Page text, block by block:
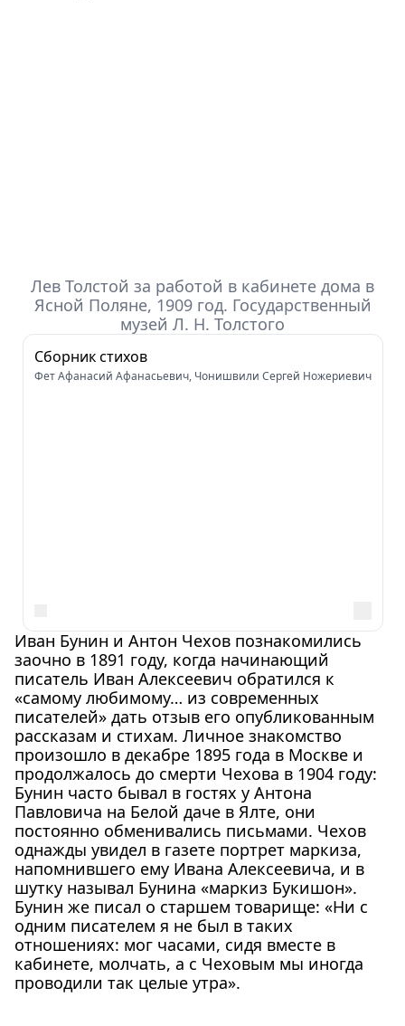
Лев Толстой за работой в кабинете дома в
Ясной Поляне, 1909 год. Государственный
музей Л. Н. Толстого
Сборник стихов
Фет Афанасий Афанасьевич, Чонишвили Сергей Ножериевич
Иван Бунин и Антон Чехов познакомились
заочно в 1891 году, когда начинающий
писатель Иван Алексеевич обратился к
«самому любимому… из современных
писателей» дать отзыв его опубликованным
рассказам и стихам. Личное знакомство
произошло в декабре 1895 года в Москве и
продолжалось до смерти Чехова в 1904 году:
Бунин часто бывал в гостях у Антона
Павловича на Белой даче в Ялте, они
постоянно обменивались письмами. Чехов
однажды увидел в газете портрет маркиза,
напомнившего ему Ивана Алексеевича, и в
шутку называл Бунина «маркиз Букишон».
Бунин же писал о старшем товарище: «Ни с
одним писателем я не был в таких
отношениях: мог часами, сидя вместе в
кабинете, молчать, а с Чеховым мы иногда
проводили так целые утра».